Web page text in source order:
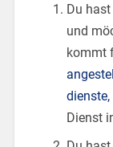
Du
und
kommt
Dienst